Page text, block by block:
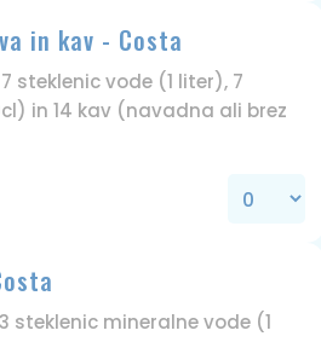
in kav - Costa
steklenic vode (1 liter), 7
in 14 kav (navadna ali brez
steklenic mineralne vode (1